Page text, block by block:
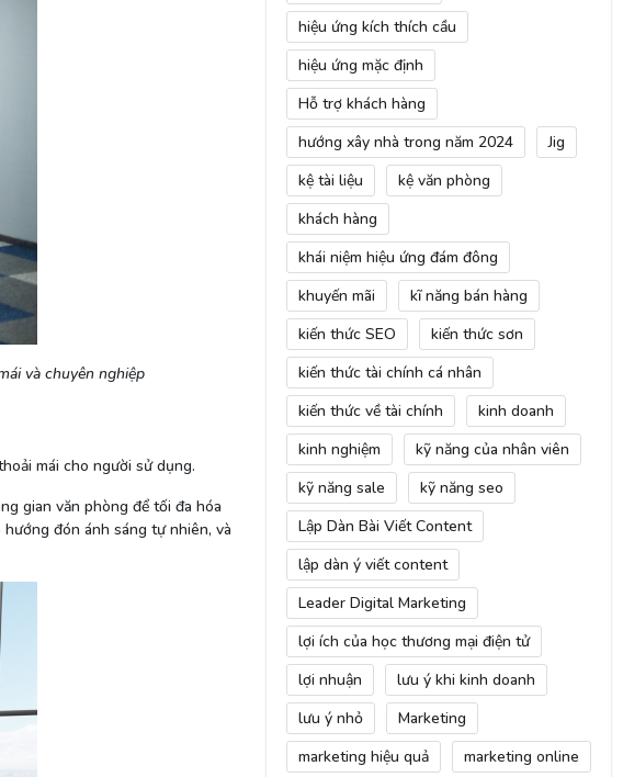
và chuyên nghiệp
mái cho người sử dụng.
gian văn phòng để tối đa hóa
đón ánh sáng tự nhiên, và
hiệu ứng kích thích cầu
hiệu ứng mặc định
Hỗ trợ khách hàng
hướng xây nhà trong năm 2024
Jig
kệ tài liệu
kệ văn phòng
khách hàng
khái niệm hiệu ứng đám đông
khuyến mãi
kĩ năng bán hàng
kiến thức SEO
kiến thức sơn
kiến thức tài chính cá nhân
kiến thức về tài chính
kinh doanh
kinh nghiệm
kỹ năng của nhân viên
kỹ năng sale
kỹ năng seo
Lập Dàn Bài Viết Content
lập dàn ý viết content
Leader Digital Marketing
lợi ích của học thương mại điện tử
lợi nhuận
lưu ý khi kinh doanh
lưu ý nhỏ
Marketing
marketing hiệu quả
marketing online